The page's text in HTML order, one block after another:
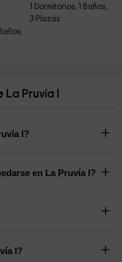
1 Dormitorios, 1 Baños,
3 Plazas
Pruvía I
I?
en La Pruvía I?
I?